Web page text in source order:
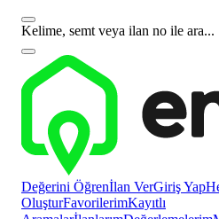
Kelime, semt veya ilan no ile ara...
Değerini Öğrenİlan VerGiriş Yap
OluşturFavorilerimKayıtlı